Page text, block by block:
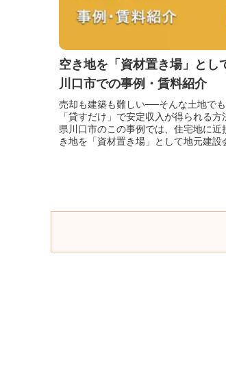
空き地を「資材置き場」とし
川口市での事例・賃料紹介
売却も建築も難しい──そんな土地で
「貸すだけ」で安定収入が得られる
県川口市のこの事例では、住宅地に近
き地を「資材置き場」として地元建設